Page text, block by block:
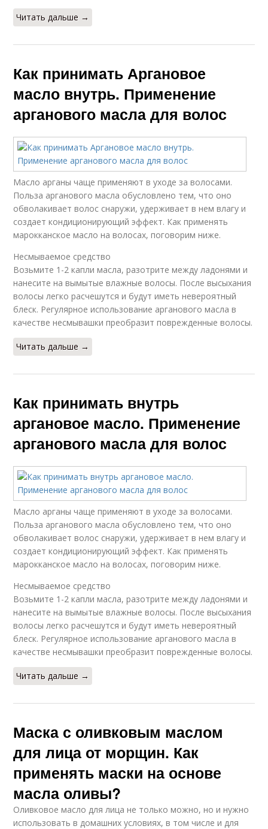
Читать дальше →
Как принимать Аргановое
масло внутрь. Применение
арганового масла для волос
Масло арганы чаще применяют в уходе за волосами.
Польза арганового масла обусловлено тем, что оно
обволакивает волос снаружи, удерживает в нем влагу и
создает кондиционирующий эффект. Как применять
марокканское масло на волосах, поговорим ниже.
Несмываемое средство
Возьмите 1-2 капли масла, разотрите между ладонями и
нанесите на вымытые влажные волосы. После высыхания
волосы легко расчешутся и будут иметь невероятный
блеск. Регулярное использование арганового масла в
качестве несмывашки преобразит поврежденные волосы.
Читать дальше →
Как принимать внутрь
аргановое масло. Применение
арганового масла для волос
Масло арганы чаще применяют в уходе за волосами.
Польза арганового масла обусловлено тем, что оно
обволакивает волос снаружи, удерживает в нем влагу и
создает кондиционирующий эффект. Как применять
марокканское масло на волосах, поговорим ниже.
Несмываемое средство
Возьмите 1-2 капли масла, разотрите между ладонями и
нанесите на вымытые влажные волосы. После высыхания
волосы легко расчешутся и будут иметь невероятный
блеск. Регулярное использование арганового масла в
качестве несмывашки преобразит поврежденные волосы.
Читать дальше →
Маска с оливковым маслом
для лица от морщин. Как
применять маски на основе
масла оливы?
Оливковое масло для лица не только можно, но и нужно
использовать в домашних условиях, в том числе и для